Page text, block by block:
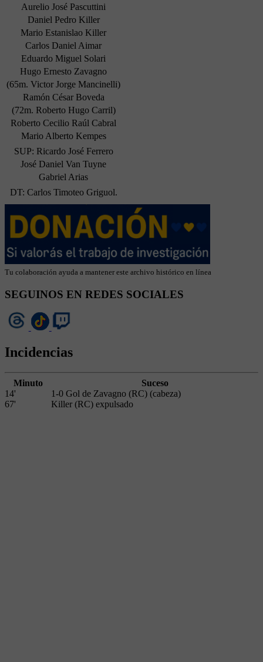
Aurelio José Pascuttini
Daniel Pedro Killer
Mario Estanislao Killer
Carlos Daniel Aimar
Eduardo Miguel Solari
Hugo Ernesto Zavagno
(65m. Victor Jorge Mancinelli)
Ramón César Boveda
(72m. Roberto Hugo Carril)
Roberto Cecilio Raúl Cabral
Mario Alberto Kempes
SUP: Ricardo José Ferrero
José Daniel Van Tuyne
Gabriel Arias
DT: Carlos Timoteo Griguol.
Tu colaboración ayuda a mantener este archivo histórico en línea
SEGUINOS EN REDES SOCIALES
Incidencias
Minuto
Suceso
14'
1-0 Gol de Zavagno (RC) (cabeza)
67'
Killer (RC) expulsado